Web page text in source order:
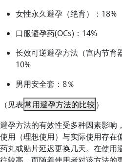
女性永久避孕（绝育）：18%
口服避孕药(OCs)：14%
长效可逆避孕方法（宫内节育
10%
男用安全套：8％
（见表常用避孕方法的比较）
避孕方法的有效性受多种因素影响
使用（理想使用）与实际使用存在
药丸或贴片延迟更换几天。在使用